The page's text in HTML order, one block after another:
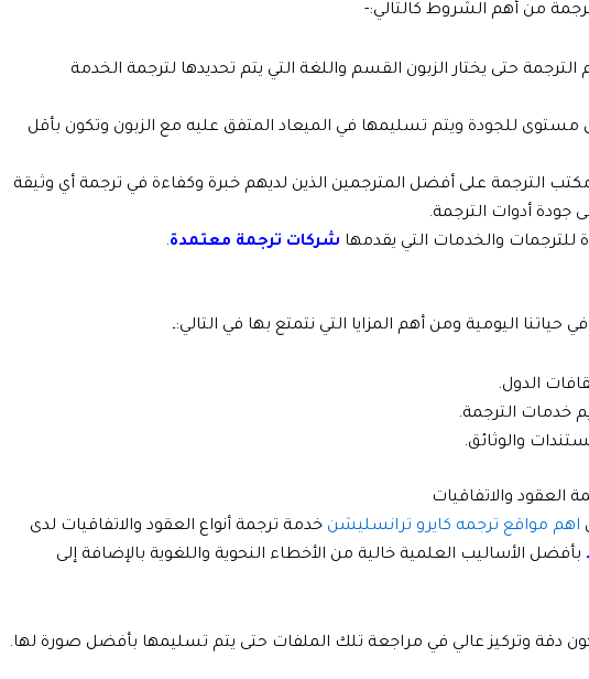
من أهم الشروط كالتالي:-
حتى يختار الزبون القسم واللغة التي يتم تحديدها لترجمة الخدمة
للجودة ويتم تسليمها في الميعاد المتفق عليه مع الزبون وتكون بأقل
الترجمة على أفضل المترجمين الذين لديهم خبرة وكفاءة في ترجمة أي وثيقة
جودة أدوات الترجمة.
للترجمات والخدمات التي يقدمها شركات ترجمة معتمدة.
اليومية ومن أهم المزايا التي نتمتع بها في التالي:ـ
الدول.
خدمات الترجمة.
والوثائق.
العقود والاتفاقيات
اهم مواقع ترجمه كايرو ترانسليشن خدمة ترجمة أنواع العقود والاتفاقيات لدى
بأفضل الأساليب العلمية خالية من الأخطاء النحوية واللغوية بالإضافة إلى
دقة وتركيز عالي في مراجعة تلك الملفات حتى يتم تسليمها بأفضل صورة لها.